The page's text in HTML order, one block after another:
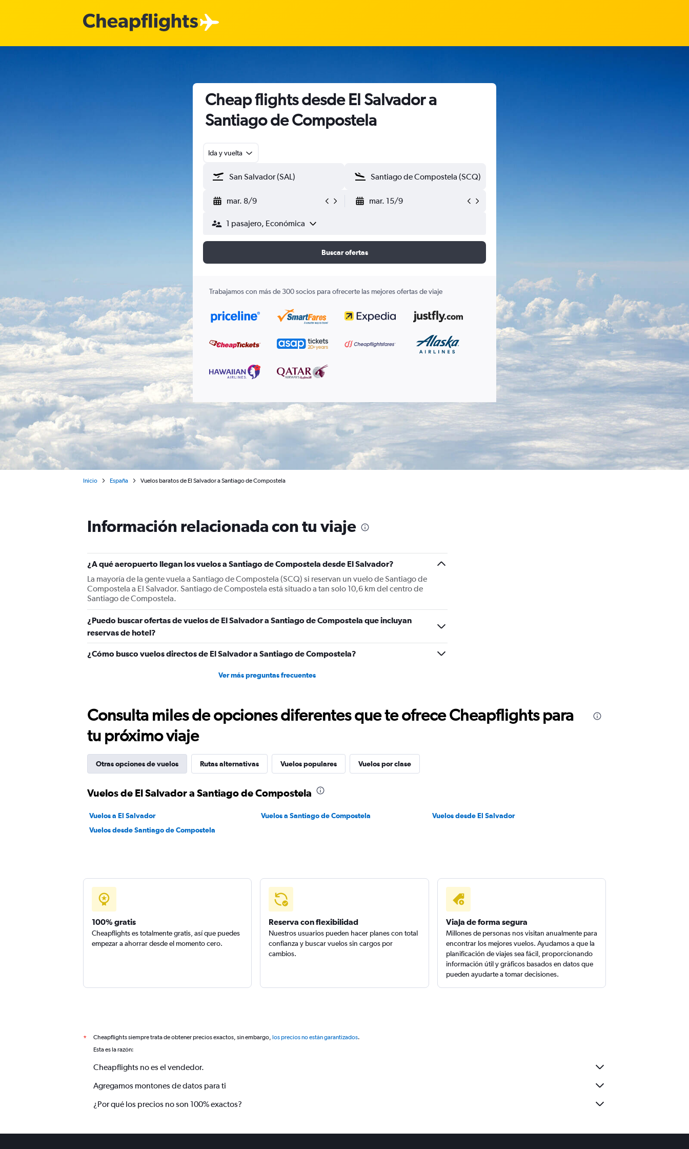
Cheap flights desde El Salvador a
Santiago de Compostela
Ida y vuelta
mar. 8/9 mar. 15/9
1 pasajero, Económica
Buscar ofertas
Trabajamos con más de 300 socios para ofrecerte las mejores ofertas de viaje
Inicio España Vuelos baratos de El Salvador a Santiago de Compostela
Información relacionada con tu viaje
¿A qué aeropuerto llegan los vuelos a Santiago de Compostela desde El Salvador?
La mayoría de la gente vuela a Santiago de Compostela (SCQ) si reservan un vuelo de Santiago de
Compostela a El Salvador. Santiago de Compostela está situado a tan solo 10,6 km del centro de
Santiago de Compostela.
¿Puedo buscar ofertas de vuelos de El Salvador a Santiago de Compostela que incluyan
reservas de hotel?
¿Cómo busco vuelos directos de El Salvador a Santiago de Compostela?
Ver más preguntas frecuentes
Consulta miles de opciones diferentes que te ofrece Cheapflights para
tu próximo viaje
Otras opciones de vuelos Rutas alternativas Vuelos populares Vuelos por clase
Vuelos de El Salvador a Santiago de Compostela
Vuelos a El Salvador Vuelos a Santiago de Compostela
Vuelos desde El Salvador
Vuelos desde Santiago de Compostela
100% gratis
Cheapflights es totalmente gratis, así que puedes
empezar a ahorrar desde el momento cero.
Reserva con flexibilidad
Nuestros usuarios pueden hacer planes con total
confianza y buscar vuelos sin cargos por
cambios.
Viaja de forma segura
Millones de personas nos visitan anualmente para
encontrar los mejores vuelos. Ayudamos a que la
planificación de viajes sea fácil, proporcionando
información útil y gráficos basados en datos que
pueden ayudarte a tomar decisiones.
* Cheapflights siempre trata de obtener precios exactos, sin embargo, los precios no están garantizados.
Esta es la razón:
Cheapflights no es el vendedor.
Agregamos montones de datos para ti
¿Por qué los precios no son 100% exactos?